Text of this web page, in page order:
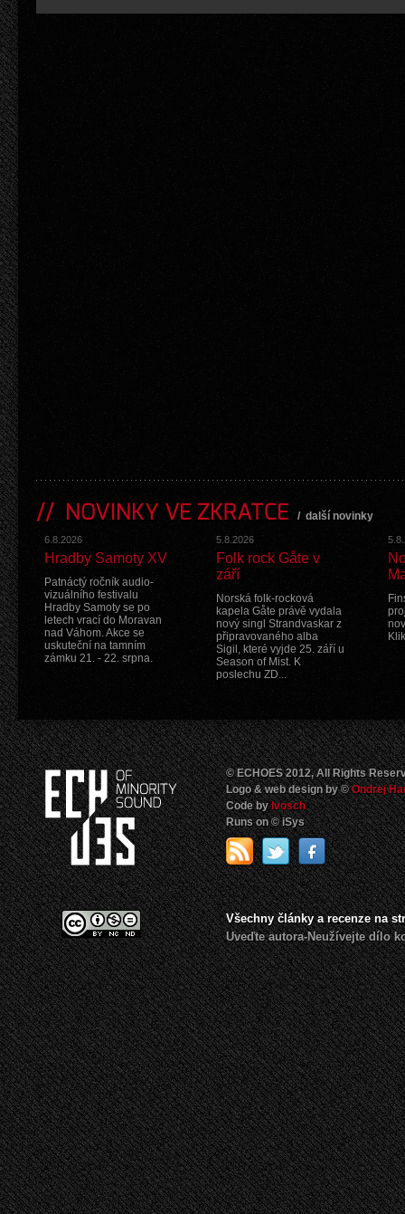
NOVINKY VE ZKRATCE / další novinky
6.8.2026
Hradby Samoty XV
Patnáctý ročník audio-
vizuálního festivalu
Hradby Samoty se po
letech vrací do Moravan
nad Váhom. Akce se
uskuteční na tamním
zámku 21. - 22. srpna.
5.8.2026
Folk rock Gåte v
září
Norská folk-rocková
kapela Gåte právě vydala
nový singl Strandvaskar z
připravovaného alba
Sigil, které vyjde 25. září u
Season of Mist. K
poslechu ZD...
© ECHOES 2012, All Rights
Logo & web design by ©Ondrej
Code byIvosch
Runs on © iSys
Všechny články a recenze na
Uveďte autora-Neužívejte dílo